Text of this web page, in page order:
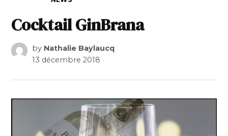
Cocktail GinBrana
by Nathalie Baylaucq
13 décembre 2018